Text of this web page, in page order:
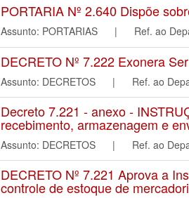
PORTARIA Nº 2.640 Dispõe
Assunto: PORTARIAS | Ref. ao
DECRETO Nº 7.222 Exonera
Assunto: DECRETOS | Ref. ao
Decreto 7.221 - anexo -
recebimento, armazenagem e
Assunto: DECRETOS | Ref. ao
DECRETO Nº 7.221 Aprova a
controle de estoque de